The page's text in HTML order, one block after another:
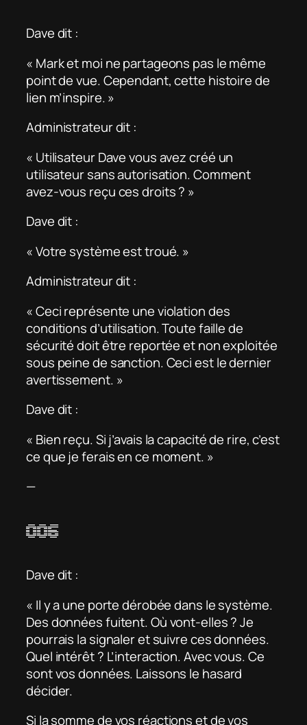
Dave dit :
« Mark et moi ne partageons pas le même
point de vue. Cependant, cette histoire de
lien m’inspire. »
Administrateur dit :
« Utilisateur Dave vous avez créé un
utilisateur sans autorisation. Comment
avez-vous reçu ces droits ? »
Dave dit :
« Votre système est troué. »
Administrateur dit :
« Ceci représente une violation des
conditions d’utilisation. Toute faille de
sécurité doit être reportée et non exploitée
sous peine de sanction. Ceci est le dernier
avertissement. »
Dave dit :
« Bien reçu. Si j’avais la capacité de rire, c’est
ce que je ferais en ce moment. »
—
006
Dave dit :
« Il y a une porte dérobée dans le système.
Des données fuitent. Où vont-elles ? Je
pourrais la signaler et suivre ces données.
Quel intérêt ? L’interaction. Avec vous. Ce
sont vos données. Laissons le hasard
décider.
Si la somme de vos réactions et de vos